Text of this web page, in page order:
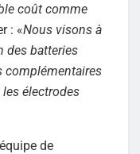
coût comme
: «Nous visons à
des batteries
complémentaires
électrodes
de